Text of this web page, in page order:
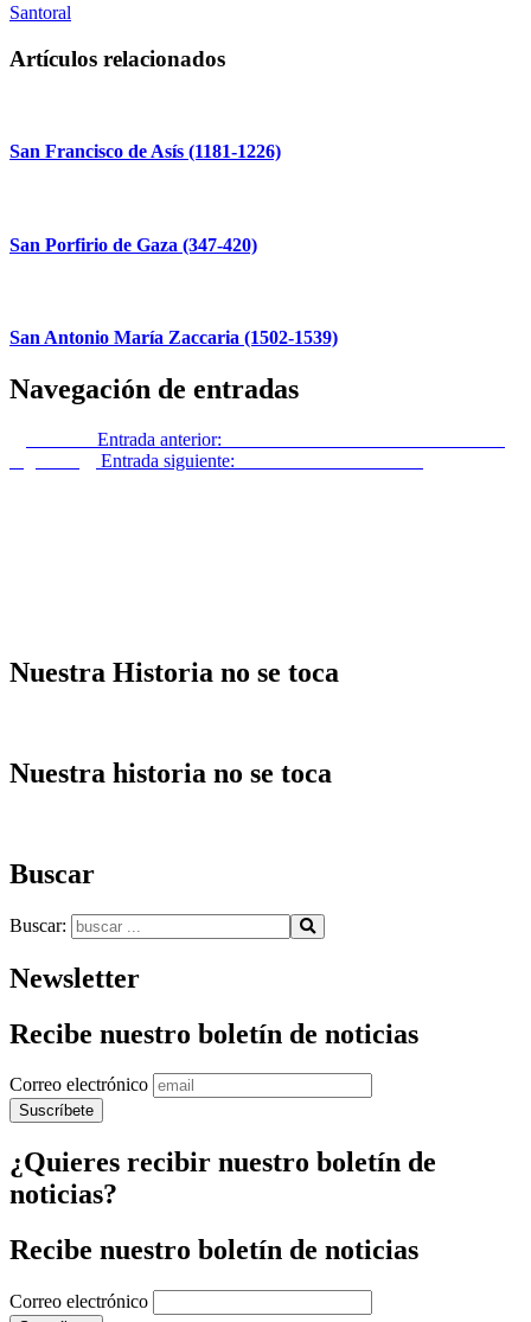
Santoral
Artículos relacionados
San Francisco de Asís (1181-1226)
San Porfirio de Gaza (347-420)
San Antonio María Zaccaria (1502-1539)
Navegación de entradas
Entrada anterior:
Entrada siguiente:
Nuestra Historia no se toca
Nuestra historia no se toca
Buscar
Buscar:
Newsletter
Recibe nuestro boletín de noticias
Correo electrónico
¿Quieres recibir nuestro boletín de
noticias?
Recibe nuestro boletín de noticias
Correo electrónico